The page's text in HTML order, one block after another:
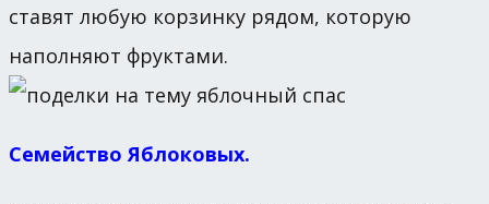
ставят любую корзинку рядом, которую
наполняют фруктами.
Семейство Яблоковых.